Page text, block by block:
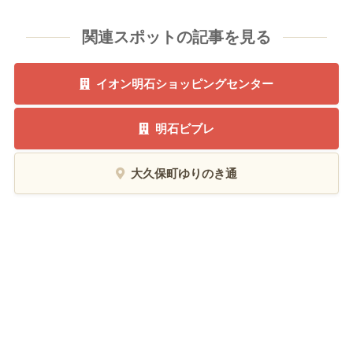
関連スポットの記事を見る
イオン明石ショッピングセンター
明石ビブレ
大久保町ゆりのき通